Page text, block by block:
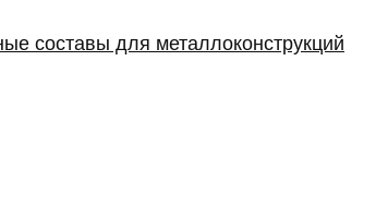
составы для металлоконструкций